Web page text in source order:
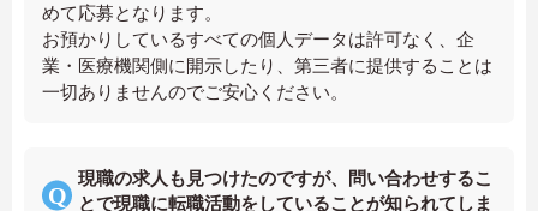
めて応募となります。
お預かりしているすべての個人データは許可なく、企
業・医療機関側に開示したり、第三者に提供することは
一切ありませんのでご安心ください。
現職の求人も見つけたのですが、問い合わせするこ
とで現職に転職活動をしていることが知られてしま